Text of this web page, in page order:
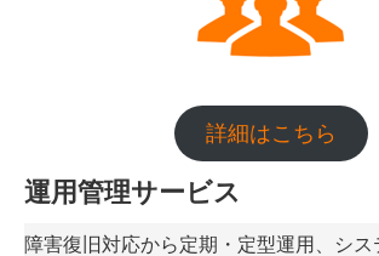
詳細はこちら
運用管理サービス
障害復旧対応から定期・定型運用、シス